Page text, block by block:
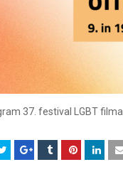
37. festival LGBT filma